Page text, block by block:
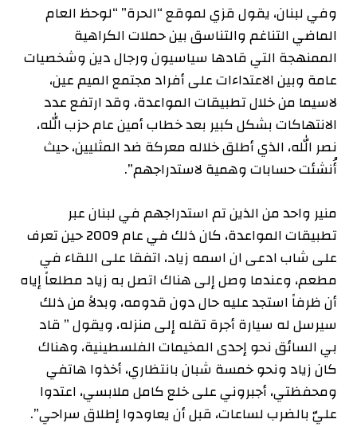
وفي لبنان، يقول قزي لموقع “الحرة” “لوحظ العام
الماضي التناغم والتناسق بين حملات الكراهية
الممنهجة التي قادها سياسيون ورجال دين وشخصيات
عامة وبين الاعتداءات على أفراد مجتمع الميم عين،
لاسيما من خلال تطبيقات المواعدة، وقد ارتفع عدد
الانتهاكات بشكل كبير بعد خطاب أمين عام حزب الله،
نصر الله، الذي أطلق خلاله معركة ضد المثليين، حيث
أُنشئت حسابات وهمية لاستدراجهم”.
منير واحد من الذين تم استدراجهم في لبنان عبر
تطبيقات المواعدة، كان ذلك في عام 2009 حين تعرف
على شاب ادعى ان اسمه زياد، اتفقا على اللقاء في
مطعم، وعندما وصل إلى هناك اتصل به زياد مطلعاً إياه
أن ظرفاً استجد عليه حال دون قدومه، وبدلاً من ذلك
سيرسل له سيارة أجرة تقله إلى منزله، ويقول ” قاد
بي السائق نحو إحدى المخيمات الفلسطينية، وهناك
كان زياد ونحو خمسة شبان بانتظاري، أخذوا هاتفي
ومحفظتي، أجبروني على خلع كامل ملابسي، اعتدوا
عليّ بالضرب لساعات، قبل أن يعاودوا إطلاق سراحي”.